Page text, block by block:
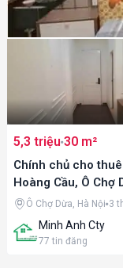
5,3 triệu 30 m²
Chính chủ cho
Hoàng Cầu, Ô Chợ
Minh Anh Cty
77 tin đăng
Ô Chợ Dừa, Hà Nội 3